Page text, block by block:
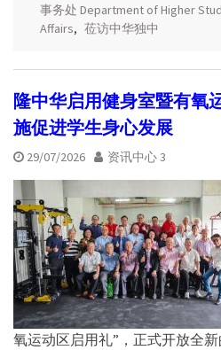
事务处 Department of Higher
Affairs, 莅访中华独中
隆中华启用健身室暨有
施促进学生身心发展
29/07/2026 资讯中心 3
氧运动区启用礼”，正式开放全